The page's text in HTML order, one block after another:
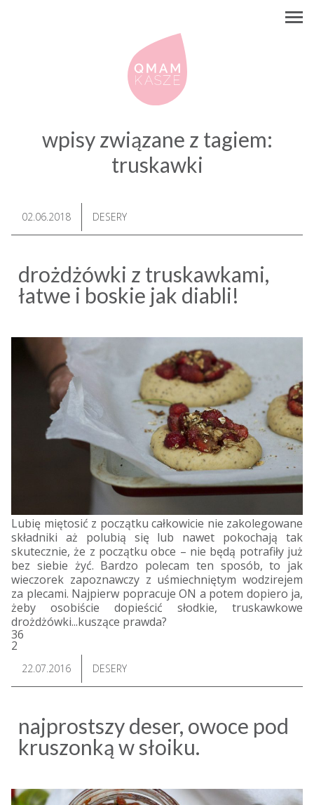
wpisy związane z tagiem:
truskawki
02.06.2018 DESERY
drożdżówki z truskawkami,
łatwe i boskie jak diabli!
Lubię miętosić z początku całkowicie nie zakolegowane
składniki aż polubią się lub nawet pokochają tak
skutecznie, że z początku obce – nie będą potrafiły już
bez siebie żyć. Bardzo polecam ten sposób, to jak
wieczorek zapoznawczy z uśmiechniętym wodzirejem
za plecami. Najpierw popracuje ON a potem dopiero ja,
żeby osobiście dopieścić słodkie, truskawkowe
drożdżówki...kuszące prawda?
36
2
22.07.2016 DESERY
najprostszy deser, owoce pod
kruszonką w słoiku.